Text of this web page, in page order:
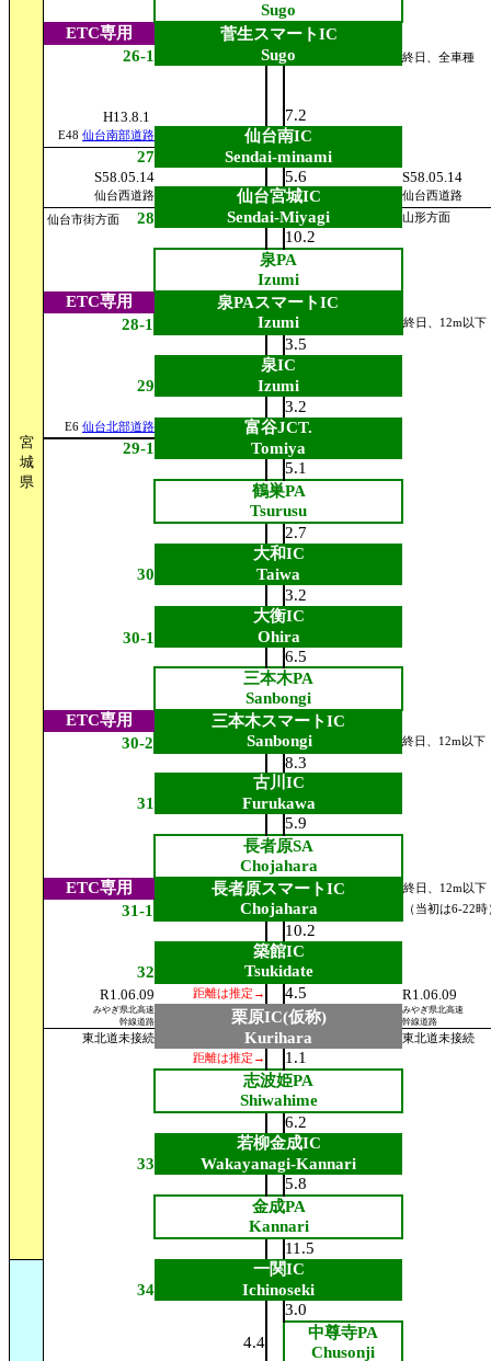
宮
城
県
Sugo
ETC専用
菅生スマートIC
26-1
Sugo 終日、全車種
H13.8.1 7.2
E48 仙台南部道路
仙台南IC
27
Sendai-minami
S58.05.14 5.6 S58.05.14
仙台西道路 仙台宮城IC
仙台西道路
仙台市街方面
28 Sendai-Miyagi 山形方面
10.2
泉PA
Izumi
ETC専用
泉PAスマートIC
28-1
Izumi 終日、12m以下
3.5
泉IC
29
Izumi
3.2
E6 仙台北部道路
富谷JCT.
29-1
Tomiya
5.1
鶴巣PA
Tsurusu
2.7
大和IC
30
Taiwa
3.2
大衡IC
30-1
Ohira
6.5
三本木PA
Sanbongi
ETC専用
三本木スマートIC
30-2
Sanbongi 終日、12m以下
8.3
古川IC
31
Furukawa
5.9
長者原SA
Chojahara
ETC専用
長者原スマートIC 終日、12m以下
31-1 Chojahara （当初は6-22時
10.2
築館IC
32
Tsukidate
R1.06.09 距離は推定→ 4.5 R1.06.09
みやぎ県北高速
幹線道路
栗原IC(仮称)
みやぎ県北高速
幹線道路
東北道未接続 Kurihara
東北道未接続
距離は推定→
1.1
志波姫PA
Shiwahime
6.2
若柳金成IC
33
Wakayanagi-Kannari
5.8
金成PA
Kannari
11.5
一関IC
34
Ichinoseki
3.0
4.4
中尊寺PA
Chusonji